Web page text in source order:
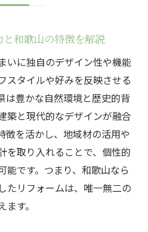
リフォーム術のポイント
個性派リフォーム事例紹
ームが和歌山で注目
リフォームが人気の理由
ドを取り入れたリフォーム
するおしゃれな空間づく
ォーム会社の選び方
から学ぶデザインの工夫
和歌山の特徴を解説
いに独自のデザイン性や機能
スタイルや好みを反映させる
は豊かな自然環境と歴史的背
築と現代的なデザインが融合
徴を活かし、地域材の活用や
を取り入れることで、個性的
能です。つまり、和歌山なら
たリフォームは、唯一無二の
す。